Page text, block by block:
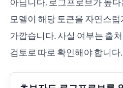
모델이 해당 토큰을 자연스
가깝습니다. 사실 여부는 출
검토로 따로 확인해야 합니다.